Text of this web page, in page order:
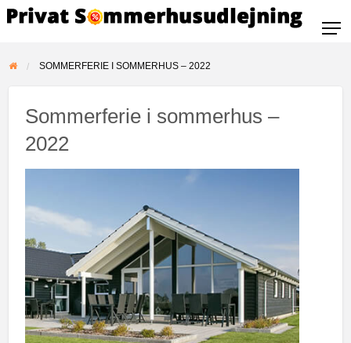
SOMMERFERIE I SOMMERHUS – 2022
Sommerferie i sommerhus –
2022